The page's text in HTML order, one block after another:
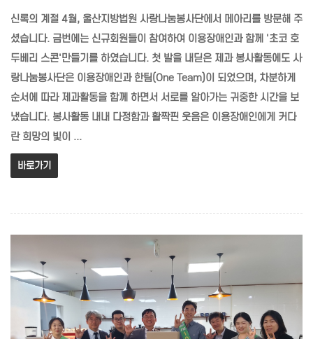
신록의 계절 4월, 울산지방법원 사랑나눔봉사단에서 메아리를 방문해 주
셨습니다. 금번에는 신규회원들이 참여하여 이용장애인과 함께 '초코 호
두베리 스콘'만들기를 하였습니다. 첫 발을 내딛은 제과 봉사활동에도 사
랑나눔봉사단은 이용장애인과 한팀(One Team)이 되었으며, 차분하게
순서에 따라 제과활동을 함께 하면서 서로를 알아가는 귀중한 시간을 보
냈습니다. 봉사활동 내내 다정함과 활짝핀 웃음은 이용장애인에게 커다
란 희망의 빛이 ...
바로가기